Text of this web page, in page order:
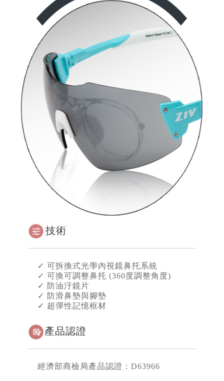
技術
✓ 可拆換式光學內視鏡鼻托系統
✓ 可換可調整鼻托 (360度調整角度)
✓ 防油汙鏡片
✓ 防滑鼻墊與腳墊
✓ 超彈性記憶框材
產品認證
經濟部商檢局產品認證：D63966